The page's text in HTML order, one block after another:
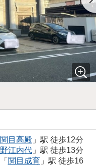
関目高殿」駅 徒歩12分
野江内代」駅 徒歩13分
「 関目成育」駅 徒歩16